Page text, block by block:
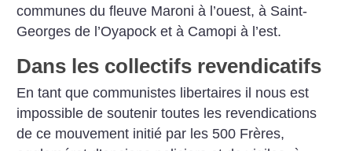
communes du fleuve Maroni à l’ouest, à Saint-
Georges de l’Oyapock et à Camopi à l’est.
Dans les collectifs revendicatifs
En tant que communistes libertaires il nous est
impossible de soutenir toutes les revendications
de ce mouvement initié par les 500 Frères,